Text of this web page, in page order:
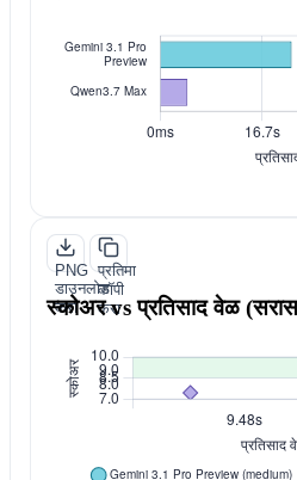
PNG
डाउनलोड
करा
प्रतिमा
कॉपी
करा
स्कोअर vs प्रतिसाद वेळ